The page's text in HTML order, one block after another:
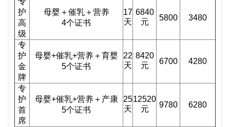
护
高
级
母婴＋催乳＋营养
4个证书
17
天
6840
元
5800 3480
专
护
金
牌
母婴+催乳+营养＋育婴
5个证书
22
天
8420
元
6700 4280
专
护
首
席
母婴+催乳+营养＋产康
5个证书
25
天
12520
元
9780 6280